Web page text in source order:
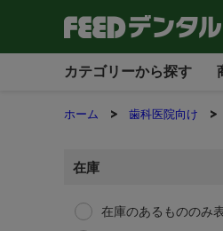
カテゴリーから探す
ホーム 歯科医院向け
在庫
在庫のあるもののみ